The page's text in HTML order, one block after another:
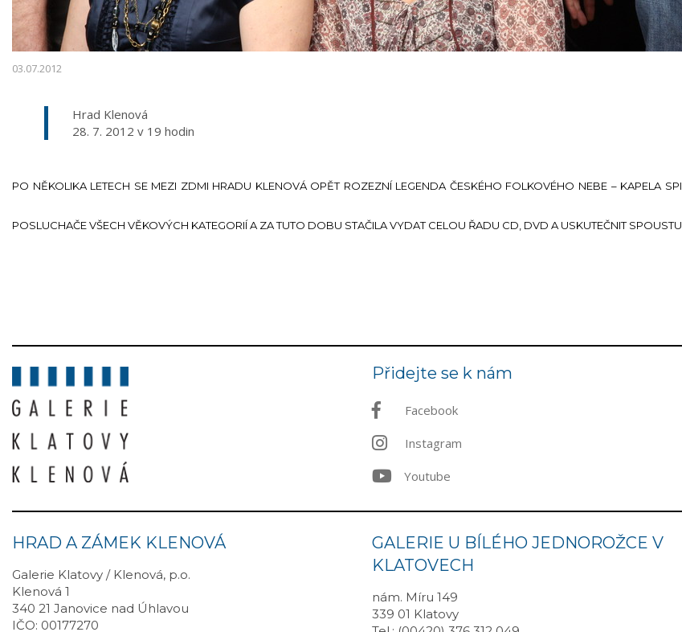
03.07.2012
Hrad Klenová
28. 7. 2012 v 19 hodin
PO NĚKOLIKA LETECH SE MEZI ZDMI HRADU KLENOVÁ OPĚT ROZEZNÍ LEGENDA ČESKÉHO FOLKOVÉHO NEBE – KAPELA
POSLUCHAČE VŠECH VĚKOVÝCH KATEGORIÍ A ZA TUTO DOBU STAČILA VYDAT CELOU ŘADU CD, DVD A USKUTEČNIT
Přidejte se k nám
Facebook
Instagram
Youtube
HRAD A ZÁMEK KLENOVÁ
Galerie Klatovy / Klenová, p.o.
Klenová 1
340 21 Janovice nad Úhlavou
IČO: 00177270
GALERIE U BÍLÉHO JEDNOROŽCE V
KLATOVECH
nám. Míru 149
339 01 Klatovy